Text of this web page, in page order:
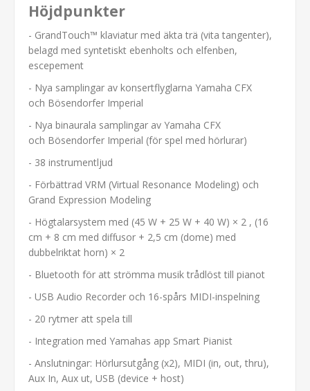
Höjdpunkter
- GrandTouch™ klaviatur med äkta trä (vita tangenter),
belagd med syntetiskt ebenholts och elfenben,
escepement
- Nya samplingar av konsertflyglarna Yamaha CFX
och Bösendorfer Imperial
- Nya binaurala samplingar av Yamaha CFX
och Bösendorfer Imperial (för spel med hörlurar)
- 38 instrumentljud
- Förbättrad VRM (Virtual Resonance Modeling) och
Grand Expression Modeling
- Högtalarsystem med (45 W + 25 W + 40 W) × 2 , (16
cm + 8 cm med diffusor + 2,5 cm (dome) med
dubbelriktat horn) × 2
- Bluetooth för att strömma musik trådlöst till pianot
- USB Audio Recorder och 16-spårs MIDI-inspelning
- 20 rytmer att spela till
- Integration med Yamahas app Smart Pianist
- Anslutningar: Hörlursutgång (x2), MIDI (in, out, thru),
Aux In, Aux ut, USB (device + host)